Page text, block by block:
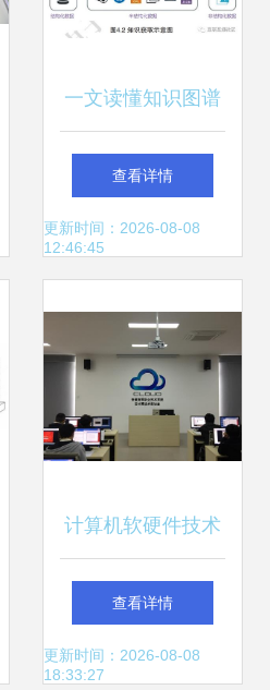
一文读懂知识图谱
的主要技术
查看详情
更新时间：2026-08-08
12:46:45
计算机软硬件技术
开发 从原理到实践
——以安徽商贸职
查看详情
更新时间：2026-08-08
18:33:27